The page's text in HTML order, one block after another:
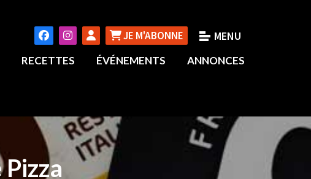
JE M'ABONNE
RECETTES ÉVÉNEMENTS ANNONCES